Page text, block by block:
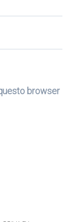
browser